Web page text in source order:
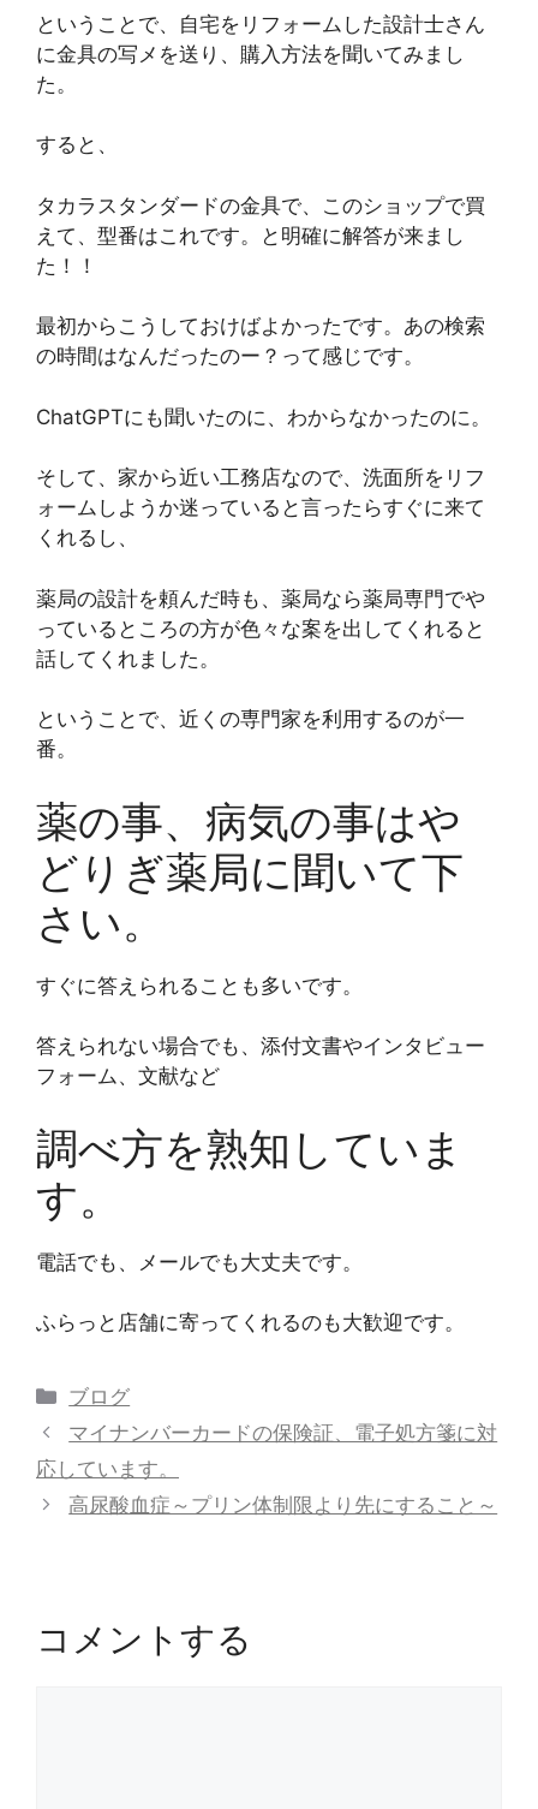
ということで、自宅をリフォームした設計士さん
に金具の写メを送り、購入方法を聞いてみまし
た。
すると、
タカラスタンダードの金具で、このショップで買
えて、型番はこれです。と明確に解答が来まし
た！！
最初からこうしておけばよかったです。あの検索
の時間はなんだったのー？って感じです。
ChatGPTにも聞いたのに、わからなかったのに。
そして、家から近い工務店なので、洗面所をリフ
ォームしようか迷っていると言ったらすぐに来て
くれるし、
薬局の設計を頼んだ時も、薬局なら薬局専門でや
っているところの方が色々な案を出してくれると
話してくれました。
ということで、近くの専門家を利用するのが一
番。
薬の事、病気の事はや
どりぎ薬局に聞いて下
さい。
すぐに答えられることも多いです。
答えられない場合でも、添付文書やインタビュー
フォーム、文献など
調べ方を熟知していま
す。
電話でも、メールでも大丈夫です。
ふらっと店舗に寄ってくれるのも大歓迎です。
ブログ
マイナンバーカードの保険証、電子処方箋に対
応しています。
高尿酸血症～プリン体制限より先にすること～
コメントする